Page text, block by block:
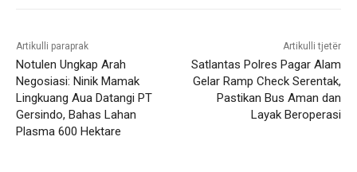
Artikulli paraprak
Notulen Ungkap Arah
Negosiasi: Ninik Mamak
Lingkuang Aua Datangi PT
Gersindo, Bahas Lahan
Plasma 600 Hektare
Artikulli tjetër
Satlantas Polres Pagar Alam
Gelar Ramp Check Serentak,
Pastikan Bus Aman dan
Layak Beroperasi